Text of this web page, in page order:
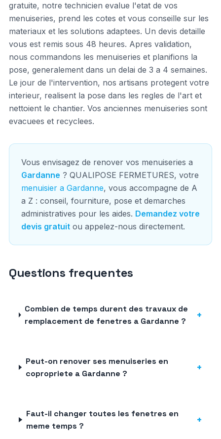
gratuite, notre technicien evalue l'etat de vos
menuiseries, prend les cotes et vous conseille sur les
materiaux et les solutions adaptees. Un devis detaille
vous est remis sous 48 heures. Apres validation,
nous commandons les menuiseries et planifions la
pose, generalement dans un delai de 3 a 4 semaines.
Le jour de l'intervention, nos artisans protegent votre
interieur, realisent la pose dans les regles de l'art et
nettoient le chantier. Vos anciennes menuiseries sont
evacuees et recyclees.
Vous envisagez de renover vos menuiseries a
Gardanne ? QUALIPOSE FERMETURES, votre
menuisier a Gardanne, vous accompagne de A
a Z : conseil, fourniture, pose et demarches
administratives pour les aides. Demandez votre
devis gratuitou appelez-nous directement.
Questions frequentes
Combien de temps durent des travaux de
remplacement de fenetres a Gardanne ?
+
Peut-on renover ses menuiseries en
copropriete a Gardanne ?
+
Faut-il changer toutes les fenetres en
meme temps ?
+